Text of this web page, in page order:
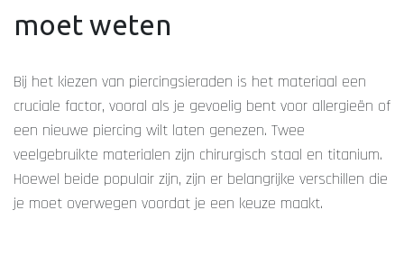
moet weten
Bij het kiezen van piercingsieraden is het materiaal een
cruciale factor, vooral als je gevoelig bent voor allergieën of
een nieuwe piercing wilt laten genezen. Twee
veelgebruikte materialen zijn chirurgisch staal en titanium.
Hoewel beide populair zijn, zijn er belangrijke verschillen die
je moet overwegen voordat je een keuze maakt.